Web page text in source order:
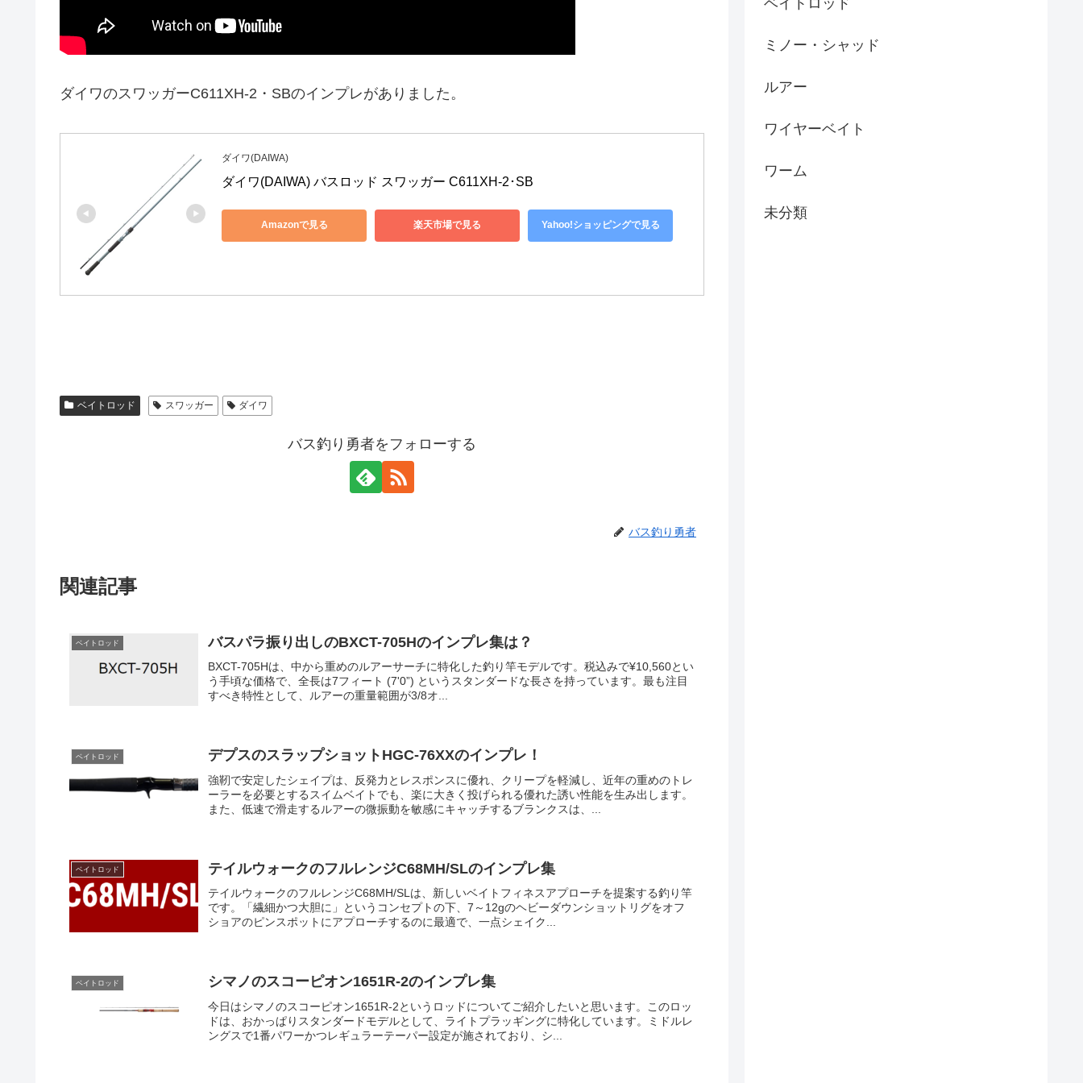
ダイワのスワッガーC611XH-2・SBのインプレがありました。
ダイワ(DAIWA)
ダイワ(DAIWA) バスロッド スワッガー C611XH-2･SB
Amazonで見る 楽天市場で見る Yahoo!ショッピングで見る
ベイトロッド スワッガー ダイワ
バス釣り勇者をフォローする
バス釣り勇者
関連記事
ベイトロッド バスパラ振り出しのBXCT-705Hのインプレ集は？
BXCT-705Hは、中から重めのルアーサーチに特化した釣り竿モデルです。税込みで¥10,560とい
う手頃な価格で、全長は7フィート (7'0”) というスタンダードな長さを持っています。最も注目
すべき特性として、ルアーの重量範囲が3/8オ...
ベイトロッド デプスのスラップショットHGC-76XXのインプレ！
強靭で安定したシェイプは、反発力とレスポンスに優れ、クリープを軽減し、近年の重めのトレ
ーラーを必要とするスイムベイトでも、楽に大きく投げられる優れた誘い性能を生み出します。
また、低速で滑走するルアーの微振動を敏感にキャッチするブランクスは、...
ベイトロッド テイルウォークのフルレンジC68MH/SLのインプレ集
テイルウォークのフルレンジC68MH/SLは、新しいベイトフィネスアプローチを提案する釣り竿
です。「繊細かつ大胆に」というコンセプトの下、7～12gのヘビーダウンショットリグをオフ
ショアのピンスポットにアプローチするのに最適で、一点シェイク...
ベイトロッド シマノのスコーピオン1651R-2のインプレ集
今日はシマノのスコーピオン1651R-2というロッドについてご紹介したいと思います。このロッ
ドは、おかっぱりスタンダードモデルとして、ライトプラッギングに特化しています。ミドルレ
ングスで1番パワーかつレギュラーテーパー設定が施されており、シ...
ベイトロッド
ミノー・シャッド
ルアー
ワイヤーベイト
ワーム
未分類